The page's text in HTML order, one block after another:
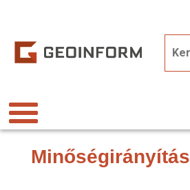
Minőségirányítás